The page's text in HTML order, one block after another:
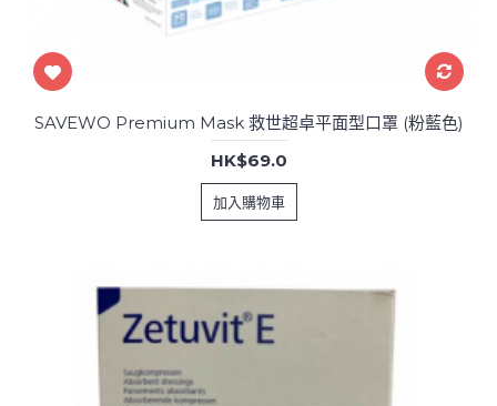
SAVEWO Premium Mask 救世超卓平面型口罩 (粉藍色)
HK$69.0
加入購物車